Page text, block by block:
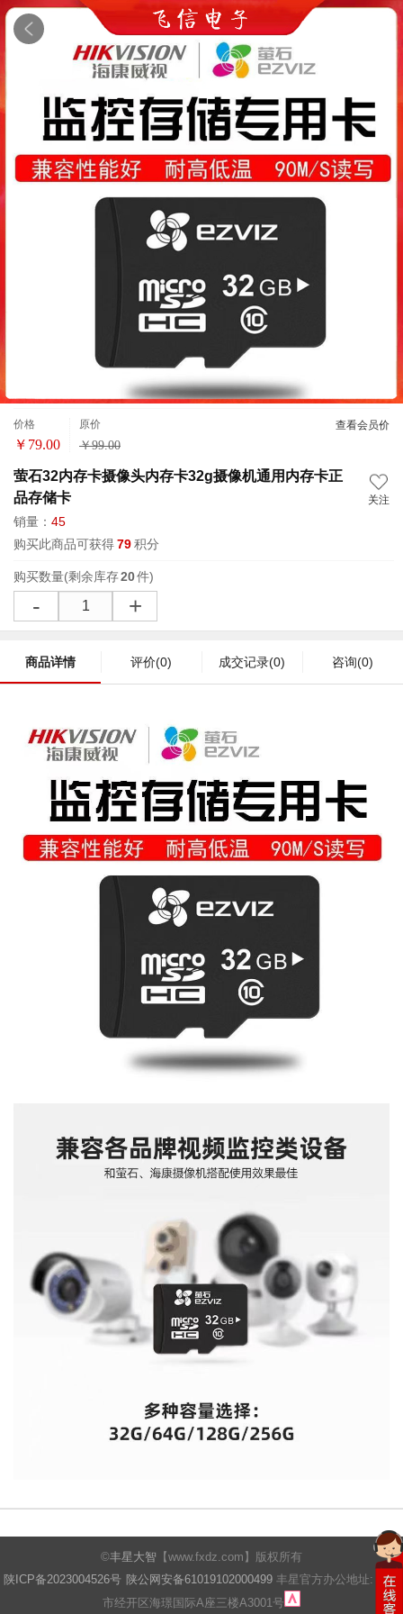
查看会员价
价格
￥ 79.00
原价
￥99.00
萤石32内存卡摄像头内存卡32g摄像机通用内存卡正
品存储卡
关注
销量： 45
购买此商品可获得79积分
购买数量(剩余库存20件)
- +
商品详情 评价(0) 成交记录(0) 咨询(0)
©丰星大智 【www.fxdz.com】版权所有
陕ICP备2023004526号 陕公网安备61019102000499丰星官方办公地址: 西安
市经开区海璟国际A座三楼A3001号